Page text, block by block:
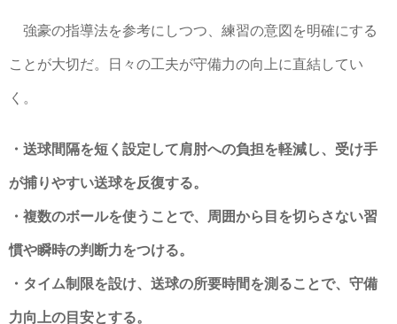
強豪の指導法を参考にしつつ、練習の意図を明確にする
ことが大切だ。日々の工夫が守備力の向上に直結してい
く。
・送球間隔を短く設定して肩肘への負担を軽減し、受け手
が捕りやすい送球を反復する。
・複数のボールを使うことで、周囲から目を切らさない習
慣や瞬時の判断力をつける。
・タイム制限を設け、送球の所要時間を測ることで、守備
力向上の目安とする。